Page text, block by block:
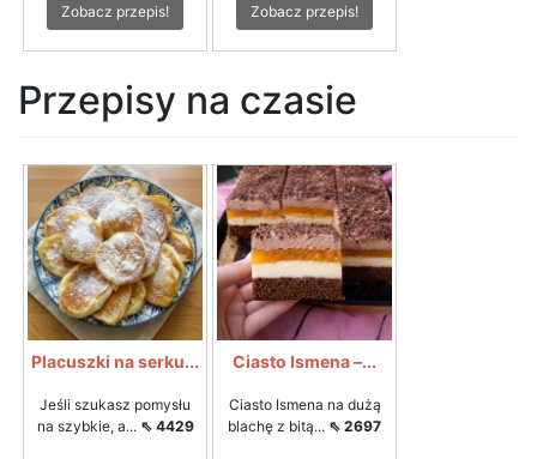
Zobacz przepis! Zobacz przepis!
Przepisy na czasie
Placuszki na serku...
Jeśli szukasz pomysłu
na szybkie, a... ⇖ 4429
Ciasto Ismena –...
Ciasto Ismena na dużą
blachę z bitą... ⇖ 2697